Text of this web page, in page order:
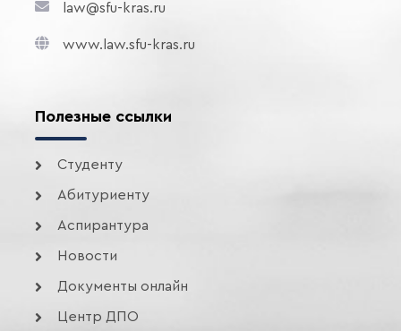
law@sfu-kras.ru
www.law.sfu-kras.ru
Полезные ссылки
Студенту
Абитуриенту
Аспирантура
Новости
Документы онлайн
Центр ДПО